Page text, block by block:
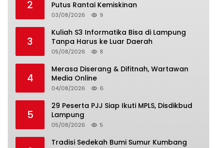
2
Putus Rantai Kemiskinan
03/08/2026 9
3
Kuliah S3 Informatika Bisa di Lampung
Tanpa Harus ke Luar Daerah
05/08/2026 8
4
Merasa Diserang & Difitnah, Wartawan
Media Online
04/08/2026 6
5
29 Peserta PJJ Siap Ikuti MPLS, Disdikbud
Lampung
05/08/2026 5
Tradisi Sedekah Bumi Sumur Kumbang